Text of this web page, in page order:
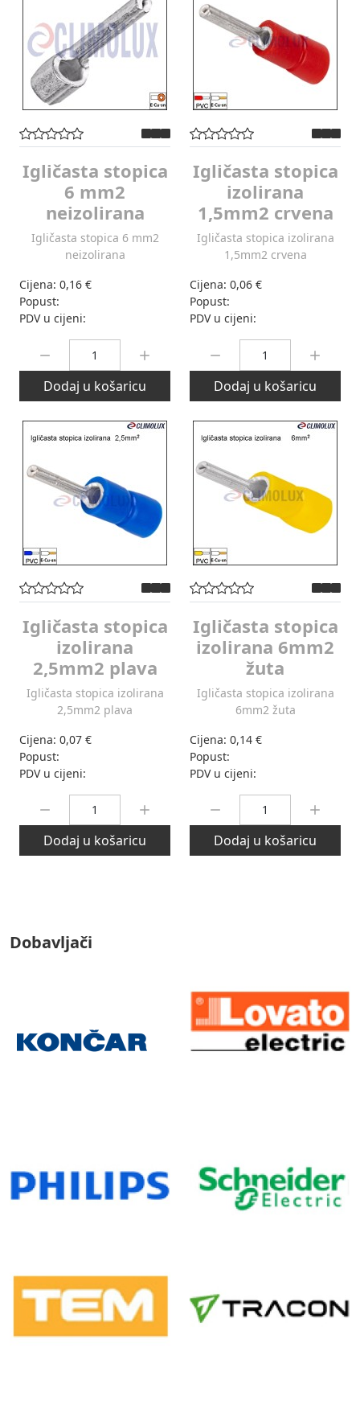
Igličasta stopica
6 mm2
neizolirana
Igličasta stopica 6 mm2
neizolirana
Cijena: 0,16 €
Popust:
PDV u cijeni:
Dodaj u košaricu
Igličasta stopica
izolirana
1,5mm2 crvena
Igličasta stopica izolirana
1,5mm2 crvena
Cijena: 0,06 €
Popust:
PDV u cijeni:
Dodaj u košaricu
Igličasta stopica
izolirana
2,5mm2 plava
Igličasta stopica izolirana
2,5mm2 plava
Cijena: 0,07 €
Popust:
PDV u cijeni:
Dodaj u košaricu
Igličasta stopica
izolirana 6mm2
žuta
Igličasta stopica izolirana
6mm2 žuta
Cijena: 0,14 €
Popust:
PDV u cijeni:
Dodaj u košaricu
Dobavljači